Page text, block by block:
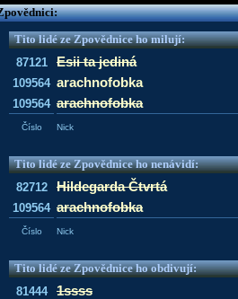
Tito lidé ze Zpovědnice ho milují:
87121
Esii ta jediná
109564 arachnofobka
109564 arachnofobka
Číslo Nick
Tito lidé ze Zpovědnice ho nenávidí:
82712
Hildegarda Čtvrtá
109564 arachnofobka
Číslo Nick
Tito lidé ze Zpovědnice ho obdivují:
81444
1ssss